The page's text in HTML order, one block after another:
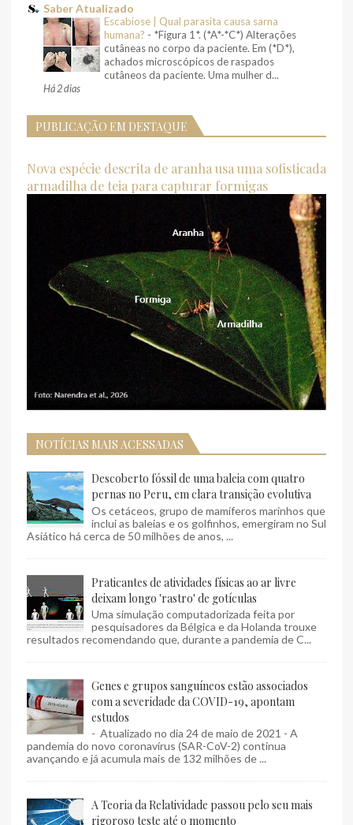
Saber Atualizado
Escabiose | Qual parasita causa sarna
humana? - *Figura 1*. (*A*-*C*) Alterações
cutâneas no corpo da paciente. Em (*D*),
achados microscópicos de raspados
cutâneos da paciente. Uma mulher d...
Há 2 dias
PUBLICAÇÃO EM DESTAQUE
Nova espécie descrita de aranha usa uma sofisticada
armadilha de teia para capturar formigas
NOTÍCIAS MAIS ACESSADAS
Descoberto fóssil de uma baleia com quatro
pernas no Peru, em clara transição evolutiva
Os cetáceos, grupo de mamíferos marinhos que
inclui as baleias e os golfinhos, emergiram no Sul
Asiático há cerca de 50 milhões de anos, ...
Praticantes de atividades físicas ao ar livre
deixam longo 'rastro' de gotículas
Uma simulação computadorizada feita por
pesquisadores da Bélgica e da Holanda trouxe
resultados recomendando que, durante a pandemia de C...
Genes e grupos sanguíneos estão associados
com a severidade da COVID-19, apontam
estudos
- Atualizado no dia 24 de maio de 2021 - A
pandemia do novo coronavírus (SAR-CoV-2) continua
avançando e já acumula mais de 132 milhões de ...
A Teoria da Relatividade passou pelo seu mais
rigoroso teste até o momento